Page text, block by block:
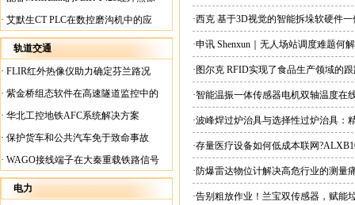
仪帮助Medite Europe Ltd加快红外检测
工作速度
· 艾默生CT PLC在数控磨沟机中的应
用
轨道交通
· FLIR红外热像仪助力确定芬兰路况
· 紫金桥组态软件在高速隧道监控中的
应用
· 华北工控地铁AFC系统解决方案
· 保护货车和公共汽车免于致命事故
· WAGO接线端子在大秦重载铁路信号
楼设备中的应用
电力
·西克 基于3D视觉的智能拆垛软硬件
·申讯 Shenxun｜无人场站调度难题何
·图尔克 RFID实现了食品生产领域的
·智能温振一体传感器电机双轴温度在
·波峰焊过炉治具与选择性过炉治具：
·存量医疗设备如何低成本联网
·防爆雷达物位计解决高危行业的测量
·告别粗放作业！兰宝双传感器，赋能